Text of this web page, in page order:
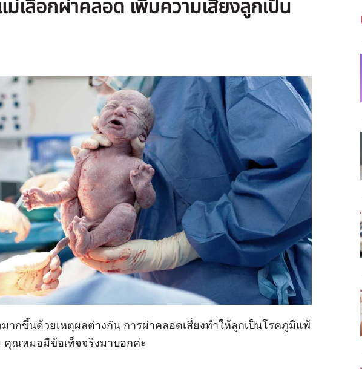
ม่เลือกผ่าคลอด เพิ่มความเสี่ยงลูกเป็น
ากขึ้นด้วยเหตุผลต่างกัน การผ่าคลอดเสี่ยงทำให้ลูกเป็นโรคภูมิแพ้
คุณหมอมีข้อเท็จจริงมาบอกค่ะ